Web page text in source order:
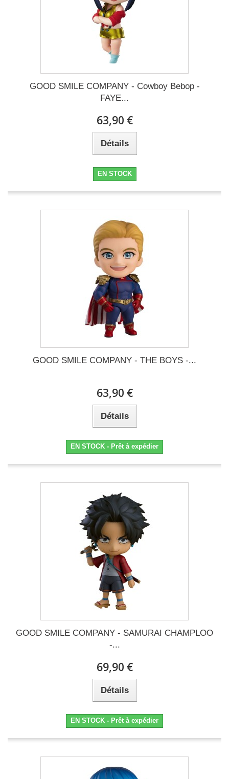
GOOD SMILE COMPANY - Cowboy Bebop -
FAYE...
63,90 €
Détails
EN STOCK
GOOD SMILE COMPANY - THE BOYS -...
63,90 €
Détails
EN STOCK - Prêt à expédier
GOOD SMILE COMPANY - SAMURAI CHAMPLOO
-...
69,90 €
Détails
EN STOCK - Prêt à expédier